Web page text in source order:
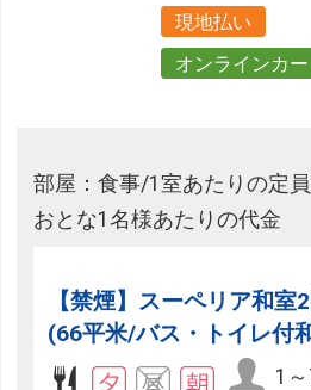
現地払い
オンラインカ
部屋：食事/1室あたりの定員
おとな1名様あたりの代金
【禁煙】スーペリア和室
(66平米/バス・トイレ付
1